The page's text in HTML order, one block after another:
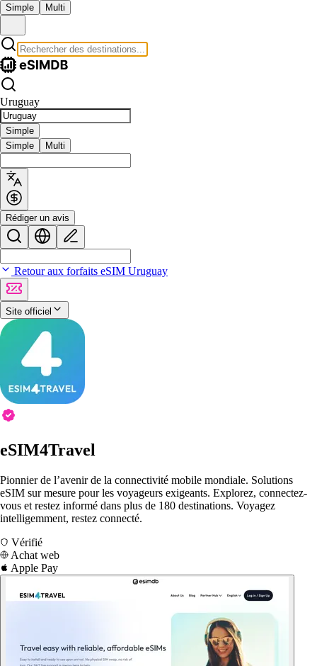
Simple Multi
Uruguay
Simple
Simple
Multi
Rédiger un avis
Retour aux forfaits eSIM Uruguay
Site officiel
eSIM4Travel
Pionnier de l’avenir de la connectivité mobile mondiale. Solutions
eSIM sur mesure pour les voyageurs exigeants. Explorez, connectez-
vous et restez informé dans plus de 180 destinations. Voyagez
intelligemment, restez connecté.
Vérifié
Achat web
Apple Pay